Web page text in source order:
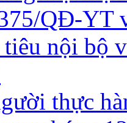
QĐ-YT
nội bộ
thực